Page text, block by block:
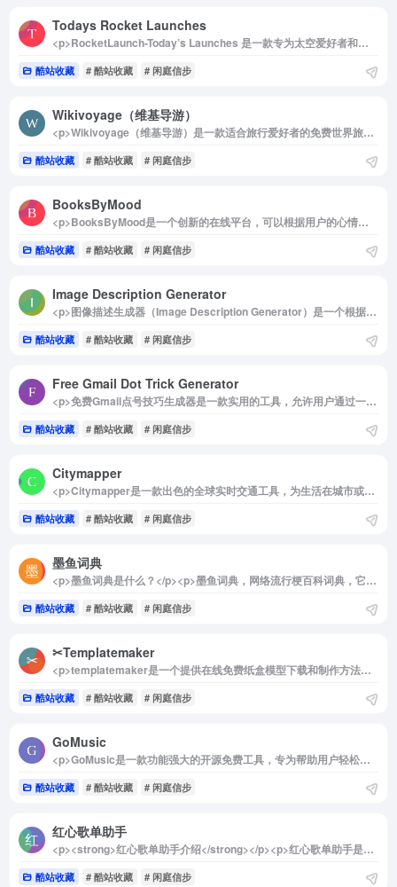
Todays Rocket Launches
<p>RocketLaunch-Today’s Launches 是一款专为太空爱好者和航天领域专家打造的全方位信息平台。无论是了解最新的火箭发射动态，还是回顾历史航天成就，这个网站都能提供详尽而可靠的数据支持。实时更新的任务信息、倒计时以及高清视频资源，让用户足不出户即可跟随全球顶尖航天机构的探索步伐，堪称太空领域的信息宝库。</p><p>详细介绍：</p><p>RocketLaunch-Today’s Launches 是一个专注于全球卫星和飞船发射计划的在线平台，覆盖 SpaceX、NASA 以及其他航天机构的最新动态。用户可以随时查看当天的火箭发射时间表，并通过实时倒计时掌握每一项任务的关键时刻。平台提供详细的任务背景信息、高清视频直播以及实时状态更新，帮助用户深入了解每次发射的技术亮点和科学意义。</p><p>除了当下的发射信息，网站还记录了丰富的历史航天数据，包括历年发射任务的详尽档案和年度回顾等内容，为研究者和爱好者提供珍贵的参考资料。RocketLaunch-Today’s Launches 用全面的功能和易用的界面，成为航天领域信息获取的不二选择，既能满足科普需求，也能服务于专业研究。</p><img decoding="async" data-src="//www.40000.net/wp-content/uploads/2024/12/20241215075441-675e8b416ea93.webp" src="https://www.40000.net/wp-content/themes/onenav/images/t.png" alt="Todays Rocket Launches">
酷站收藏 # 酷站收藏 # 闲庭信步
Wikivoyage（维基导游）
<p>Wikivoyage（维基导游）是一款适合旅行爱好者的免费世界旅游指南，覆盖了丰富的全球旅行信息。这一平台由志愿者共同编写，内容不断更新，确保信息的实用性和可靠性。此外，所有内容都可以免费访问并离线下载，为用户的旅行计划提供便利，同时也为开发者和企业提供了灵活的商业应用可能。</p><p>详细介绍：</p><p>Wikivoyage 是一个基于 Wiki 系统的开放性旅行指南平台，由德国组织 Wikivoyage e.V. 于2006年发起，并于2012年正式加入维基媒体基金会。其主要特色在于内容的开放性和自由性。所有指南内容均由全球志愿者共同撰写，涵盖了目的地介绍、旅行攻略、本地风俗、美食推荐等实用信息，帮助旅行者轻松规划旅程。</p><p>平台内容采用知识共享署名-相同方式共享协议授权，这意味着用户不仅可以免费浏览和下载所有资料，还可以根据需求将其用于商业用途。Wikivoyage 同时支持离线版本下载功能，方便用户在无网络环境下也能查看旅行指南。它是一款兼具实用性和便捷性的旅行工具，无论是短途出行还是探索远方，都能为旅行者提供高质量的参考和帮助。</p><img decoding="async" data-src="//www.40000.net/wp-content/uploads/2024/12/20241215075444-675e8b44ceaef.webp" src="https://www.40000.net/wp-content/themes/onenav/images/t.png" alt="Wikivoyage（维基导游）">
酷站收藏 # 酷站收藏 # 闲庭信步
BooksByMood
<p>BooksByMood是一个创新的在线平台，可以根据用户的心情推荐合适的书籍。无论你是感到疲倦、兴奋、忧伤还是寻找灵感，这个网站都能帮助你找到与当前情绪相匹配的阅读材料。用户只需选择自己的心情，网站便会提供一系列精心挑选的书籍推荐，帮助你在不同的情绪状态下找到最适合的阅读体验。</p><p>例如，当你感到疲倦时，BooksByMood会推荐一些轻松愉快的书籍，帮助你放松心情，恢复活力。每本推荐书籍的平均评分均来自Goodreads，确保所推荐的书籍质量上乘，通常评分在4.09/5以上。这一评分系统使得用户能够更有信心地选择阅读材料，享受高质量的阅读体验。</p><p>BooksByMood的最大亮点在于其用户友好的设计。用户无需注册或登录即可访问网站，简化了使用流程，让每个人都能轻松找到适合自己的书籍。这种无障碍的体验使得BooksByMood成为一个理想的选择，尤其是对于那些希望快速找到好书而不想繁琐注册的读者。</p><p>BooksByMood还鼓励用户分享自己的阅读体验和心情反馈，形成一个互动的社区氛围。用户可以在平台上留下评论，分享他们的感受和推荐，进一步丰富书籍推荐的多样性和深度。</p><p>总而言之，BooksByMood不仅是一个书籍推荐网站，更是一个根据情绪提供个性化阅读建议的平台。它通过简单直观的操作和高质量的书籍推荐，帮助用户在不同的心情下找到合适的阅读伴侣，提升阅读的乐趣和满足感。无论你是书籍爱好者还是偶尔阅读的朋友，BooksByMood都能为你提供独特的阅读体验。</p><img decoding="async" data-src="//www.40000.net/wp-content/uploads/2024/12/20241215075448-675e8b4808d77.webp" src="https://www.40000.net/wp-content/themes/onenav/images/t.png" alt="BooksByMood">
酷站收藏 # 酷站收藏 # 闲庭信步
Image Description Generator
<p>图像描述生成器（Image Description Generator）是一个根据图片生成文字的在线工具，它可以轻松准确地为您的图像生成描述性文字，100%免费使用。唯一的缺点是网站目前不支持中文，不过问题不大，开发者导航推荐大家安装谷歌翻译浏览器插件，中文翻译非常精准。</p><p>关于我们</p><p>欢迎使用图片描述生成器！我们的使命是提供强大的工具，帮助用户轻松为图片生成准确而富有创意的描述。无论您是需要单张图片的描述还是想要批量生成描述，我们的 AI 驱动解决方案都能满足您的需求。</p><p>我们的愿景</p><p>我们设想一个由人工智能驱动的工具可以增强创造力、节省时间并提高不同行业的可访问性的世界。借助图像描述生成器，我们旨在帮助摄影师、营销人员、开发人员和个人轻松生成高质量的图像描述。</p><p>认识我们的创始人</p><p>Roktim Saha是一位经验丰富的 Web 管理员、Python 机器人开发人员和 PHP 专家，拥有超过 7 年的经验。他开发了 100 多个网站和工具，对各个行业产生了积极影响。在此处详细了解 Roktim 的工作。</p><p>联系我们</p><p>如果您有任何疑问，请随时与我们联系。我们很乐意为您提供帮助！</p><img decoding="async" data-src="//www.40000.net/wp-content/uploads/2024/12/20241215075451-675e8b4b6ad16.webp" src="https://www.40000.net/wp-content/themes/onenav/images/t.png" alt="Image Description Generator">
酷站收藏 # 酷站收藏 # 闲庭信步
Free Gmail Dot Trick Generator
<p>免费Gmail点号技巧生成器是一款实用的工具，允许用户通过一个Gmail地址生成多个账户。这一技巧可以用于多种场景，例如在同一Gmail账号下注册多个网站账户，或者保护用户的隐私。此外，这个生成器也被称为Google Mail技巧、Gmail点号技巧、假Gmail生成器等。</p><p>该技巧的原理在于Gmail会自动忽略电子邮件地址中的点号。这一设计是为了减少用户在输入电子邮件时可能出现的拼写错误。然而，许多网站却将带有点号的电子邮件视为不同的电子邮件ID。因此，用户在注册新网站时，可以在电子邮件中添加点号，从而充分利用Gmail地址的灵活性，轻松创建多个账户。</p><img decoding="async" data-src="//www.40000.net/wp-content/uploads/2024/12/20241215075454-675e8b4eb1afb.webp" src="https://www.40000.net/wp-content/themes/onenav/images/t.png" alt="Free Gmail Dot Trick Generator">
酷站收藏 # 酷站收藏 # 闲庭信步
Citymapper
<p>Citymapper是一款出色的全球实时交通工具，为生活在城市或热衷于探索新城市的人群提供了极大的便利。它不仅支持多种出行方式的规划，如公共交通、骑行和驾驶，还实时显示交通工具的动态情况。无论是日常通勤还是城市旅行，Citymapper都能让您的出行更加高效和便捷。其跨平台支持和免费使用的特性，更让这款工具成为不可或缺的智能出行助手。</p><p>详细介绍：</p><p>Citymapper是一款功能强大的交通线路规划和实时显示软件，覆盖了全球多个主要城市的公共交通网络。用户可以通过这款工具轻松规划步行、骑行、驾车或乘坐公共交通的路线。Citymapper自动集成了来自开放数据、当地交通管理机构以及用户生成的信息，为用户提供最新、最准确的交通情况和出行建议。</p><p>无论是选择最快捷的路线还是最经济的方式，Citymapper都能为您量身定制出行方案。它支持安卓、iOS设备和网页版使用，界面直观且易于操作。通过实时更新的交通工具动态，用户能够及时了解公交车、地铁或共享单车的运行情况，从而避免不必要的等待。</p><p>此外，Citymapper还致力于结合当地特色，涵盖从出租车、共享出行到地铁票价的详细信息，使其成为一站式的出行解决方案。不管是通勤达人还是旅行爱好者，Citymapper都将为您的每一次出行带来便捷与舒适。</p><img decoding="async" data-src="//www.40000.net/wp-content/uploads/2024/12/20241215075457-675e8b51e15d8.webp" src="https://www.40000.net/wp-content/themes/onenav/images/t.png" alt="Citymapper">
酷站收藏 # 酷站收藏 # 闲庭信步
墨鱼词典
<p>墨鱼词典是什么？</p><p>墨鱼词典，网络流行梗百科词典，它是一个专注于网络流行文化的在线百科全书，旨在为广大热梗爱好者提供一个交流和分享的平台。这个词典汇集了丰富多样的流行梗、热门词汇、俚语以及其他网络用语，涵盖了当下最受欢迎的网络文化现象。随着网络语言的不断演变，墨鱼词典也在持续更新，确保用户能够获取最新的流行信息和趋势。</p><p>为什么要创建墨鱼词典？</p><p>在当今数字化时代，网络语言和流行文化迅速发展，新的梗层出不穷，许多人在日常交流中常常会遇到不熟悉的词汇和表达。墨鱼词典的诞生正是为了填补这一空白，帮助用户更好地理解和使用这些流行语。通过这个平台，用户不仅可以查找和学习各种流行梗，还可以参与到社区讨论中，与其他热爱网络文化的人分享自己的见解和创意。</p><p>墨鱼词典的设计旨在提供一个友好和互动的环境，鼓励用户贡献自己的知识和经验。无论是对网络文化感兴趣的年轻人，还是希望了解最新流行趋势的各个年龄段的用户，都能在这里找到乐趣和启发。通过不断的更新和社区互动，墨鱼词典希望成为网络流行文化的权威参考，推动这一文化现象的传播与发展。</p><img decoding="async" data-src="//www.40000.net/wp-content/uploads/2024/12/20241215075501-675e8b5567202.webp" src="https://www.40000.net/wp-content/themes/onenav/images/t.png" alt="墨鱼词典">
酷站收藏 # 酷站收藏 # 闲庭信步
✂Templatemaker ︎
<p>templatemaker是一个提供在线免费纸盒模型下载和制作方法的网站，旨在帮助用户轻松制作各种纸盒。该平台的纸盒种类繁多，涵盖了从简单的礼品盒到复杂的包装设计，满足不同需求的用户。制作这些纸盒所需的原材料非常简单，仅需剪刀、硬纸板和胶水，便可以开始创作。</p><p>在templatemaker上，用户可以免费创建和下载自定义尺寸的纸艺和包装模板。网站提供了多种模板类型，适用于纸工艺、包装、包装设计、学习材料以及装饰等多个领域。无论是想要为特别的场合制作独特的礼物包装，还是需要设计学习材料的教师，templatemaker都能提供丰富的资源和灵感。此外，用户无需注册即可直接使用和下载模板，极大地方便了用户的体验。</p><p>推荐使用templatemaker的理由在于，它不仅提供了丰富的纸盒设计选择，还鼓励用户发挥创意，制作个性化的纸艺作品。无论是家庭手工爱好者、学生还是教师，都能在这个平台上找到适合自己的项目。通过简单的操作和易于理解的制作方法，用户可以在家中享受DIY的乐趣，创造出独特的纸盒作品。</p><p>总之，templatemaker是一个理想的在线资源，适合所有对纸艺和包装设计感兴趣的人。无论是初学者还是经验丰富的手工艺者，都能在这里找到灵感和实用的工具，轻松实现自己的创意。</p><img decoding="async" data-src="//www.40000.net/wp-content/uploads/2024/12/20241215075505-675e8b59b286c.webp" src="https://www.40000.net/wp-content/themes/onenav/images/t.png" alt="✂Templatemaker ︎">
酷站收藏 # 酷站收藏 # 闲庭信步
GoMusic
<p>GoMusic是一款功能强大的开源免费工具，专为帮助用户轻松转移他们的播放列表和音乐收藏而设计。作为一款可靠且高效的跨音乐服务迁移解决方案，GoMusic使得在不同音乐平台之间转换播放列表和收藏夹变得简单而直观。无论您希望将Apple Music中的播放列表导入到Spotify、TIDAL、YouTube Music、Deezer等平台，GoMusic都能为您提供无缝的迁移体验。</p><img decoding="async" data-src="//www.40000.net/wp-content/uploads/2024/12/20241215075508-675e8b5ceeaeb.webp" src="https://www.40000.net/wp-content/themes/onenav/images/t.png" alt="GoMusic"><p>如何迁移至 Apple/Youtube/Spotify Music？</p><ul><li>1.输入歌单链接，如：http://163cn.tv/zoIxm3</li><li>2.复制查询结果</li><li>3.打开 TunemyMusic or Spotlistr 网站</li><li>4.选择歌单来源“任意文本”，将刚刚复制的歌单粘贴进去，选择 Apple/Youtube/Spotify Music 作为目的地，确认迁移</li></ul><p>如何启动程序？</p><ul><li>安装 Golang</li><li>将程序克隆至本地</li><li>编译并运行</li></ul><blockquote><p>git clone https://github.com/Bistutu/GoMusic.git<br>cd GoMusic<br>go build &amp;&amp;./GoMusic</p></blockquote><img decoding="async" data-src="//www.40000.net/wp-content/uploads/2024/12/20241215075508-675e8b5cf3fc2.webp" src="https://www.40000.net/wp-content/themes/onenav/images/t.png" alt="GoMusic">
酷站收藏 # 酷站收藏 # 闲庭信步
红心歌单助手
<p><strong>红心歌单助手介绍</strong></p><p>红心歌单助手是一款便捷的工具，旨在帮助用户轻松迁移他们的歌单至各大音乐平台。无论您是想在网易云音乐、QQ音乐、酷狗音乐、酷我音乐、咪咕音乐、波点音乐、Spotify还是Apple Music之间切换，红心歌单助手都能为您提供无缝的迁移体验，让您自由选择自己喜欢的音乐平台。此外，您还可以通过关注公众号「红心歌单助手」，享受更加便捷的歌单迁移服务。</p><p><strong> 红心歌单助手支持的音乐平台</strong></p><p>红心歌单助手支持多种主流音乐平台的歌单迁移，包括但不限于：网易云音乐、QQ音乐、酷狗音乐、酷我音乐、咪咕音乐、波点音乐、Spotify、Apple Music、YouTube（即将上线）</p><p>通过这些平台，用户可以轻松将自己喜爱的歌单迁移到其他平台，确保音乐体验的连续性和多样性。</p><img decoding="async" data-src="//www.40000.net/wp-content/uploads/2024/12/20241215075512-675e8b60937c6.webp" src="https://www.40000.net/wp-content/themes/onenav/images/t.png" alt="红心歌单助手"><p><strong> 红心歌单助手使用注意事项</strong></p><p>需要注意的是，免费用户在使用红心歌单助手进行迁移时，每个歌单只能迁移前300首歌曲。这一限制旨在为用户提供基本的迁移服务，同时也鼓励用户体验更多的功能和服务。</p><p>红心歌单助手为音乐爱好者提供了一个高效、便捷的解决方案，使得在不同音乐平台之间管理和迁移歌单变得轻而易举。无论您是想要尝试新的音乐平台，还是希望将自己喜爱的歌单分享给朋友，红心歌单助手都能满足您的需求。</p>
酷站收藏 # 酷站收藏 # 闲庭信步